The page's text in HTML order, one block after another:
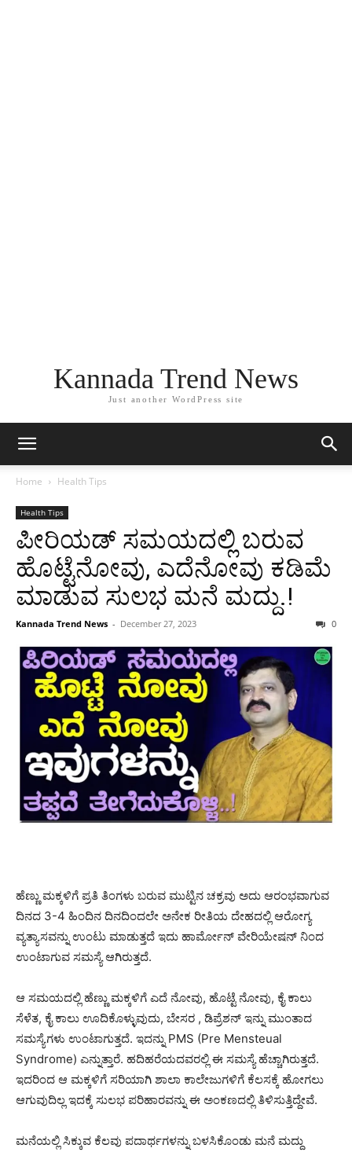
Kannada Trend News
Just another WordPress site
Home Health Tips
Health Tips
ಪೀರಿಯಡ್ ಸಮಯದಲ್ಲಿ ಬರುವ
ಹೊಟ್ಟೆನೋವು, ಎದೆನೋವು ಕಡಿಮೆ
ಮಾಡುವ ಸುಲಭ ಮನೆ ಮದ್ದು.!
Kannada Trend News - December 27, 2023 0
ಹೆಣ್ಣು ಮಕ್ಕಳಿಗೆ ಪ್ರತಿ ತಿಂಗಳು ಬರುವ ಮುಟ್ಟಿನ ಚಕ್ರವು ಅದು ಆರಂಭವಾಗುವ
ದಿನದ 3-4 ಹಿಂದಿನ ದಿನದಿಂದಲೇ ಅನೇಕ ರೀತಿಯ ದೇಹದಲ್ಲಿ ಆರೋಗ್ಯ
ವ್ಯತ್ಯಾಸವನ್ನು ಉಂಟು ಮಾಡುತ್ತದೆ ಇದು ಹಾರ್ಮೋನ್ ವೇರಿಯೇಷನ್ ನಿಂದ
ಉಂಟಾಗುವ ಸಮಸ್ಯೆ ಆಗಿರುತ್ತದೆ.
ಆ ಸಮಯದಲ್ಲಿ ಹೆಣ್ಣು ಮಕ್ಕಳಿಗೆ ಎದೆ ನೋವು, ಹೊಟ್ಟೆ ನೋವು, ಕೈ ಕಾಲು
ಸೆಳೆತ, ಕೈ ಕಾಲು ಊದಿಕೊಳ್ಳುವುದು, ಬೇಸರ , ಡಿಪ್ರೆಶನ್ ಇನ್ನು ಮುಂತಾದ
ಸಮಸ್ಯೆಗಳು ಉಂಟಾಗುತ್ತದೆ. ಇದನ್ನು PMS (Pre Mensteual
Syndrome) ಎನ್ನುತ್ತಾರೆ. ಹದಿಹರೆಯದವರಲ್ಲಿ ಈ ಸಮಸ್ಯೆ ಹೆಚ್ಚಾಗಿರುತ್ತದೆ.
ಇದರಿಂದ ಆ ಮಕ್ಕಳಿಗೆ ಸರಿಯಾಗಿ ಶಾಲಾ ಕಾಲೇಜುಗಳಿಗೆ ಕೆಲಸಕ್ಕೆ ಹೋಗಲು
ಆಗುವುದಿಲ್ಲ ಇದಕ್ಕೆ ಸುಲಭ ಪರಿಹಾರವನ್ನು ಈ ಅಂಕಣದಲ್ಲಿ ತಿಳಿಸುತ್ತಿದ್ದೇವೆ.
ಮನೆಯಲ್ಲಿ ಸಿಕ್ಕುವ ಕೆಲವು ಪದಾರ್ಥಗಳನ್ನು ಬಳಸಿಕೊಂಡು ಮನೆ ಮದ್ದು